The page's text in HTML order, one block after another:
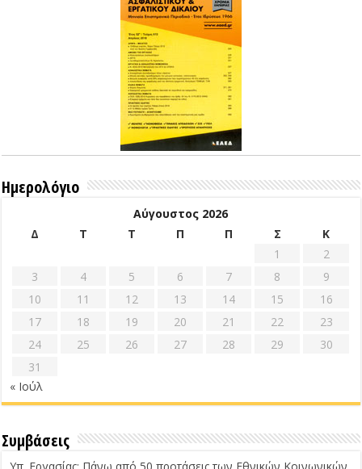
Ημερολόγιο
Αύγουστος 2026
Δ
Τ Τ Π Π Σ
Κ
1
2
3
4 5 6 7 8
9
10
11 12 13 14 15
16
17
18 19 20 21 22
23
24
25 26 27 28 29
30
31
« Ιούλ
Συμβάσεις